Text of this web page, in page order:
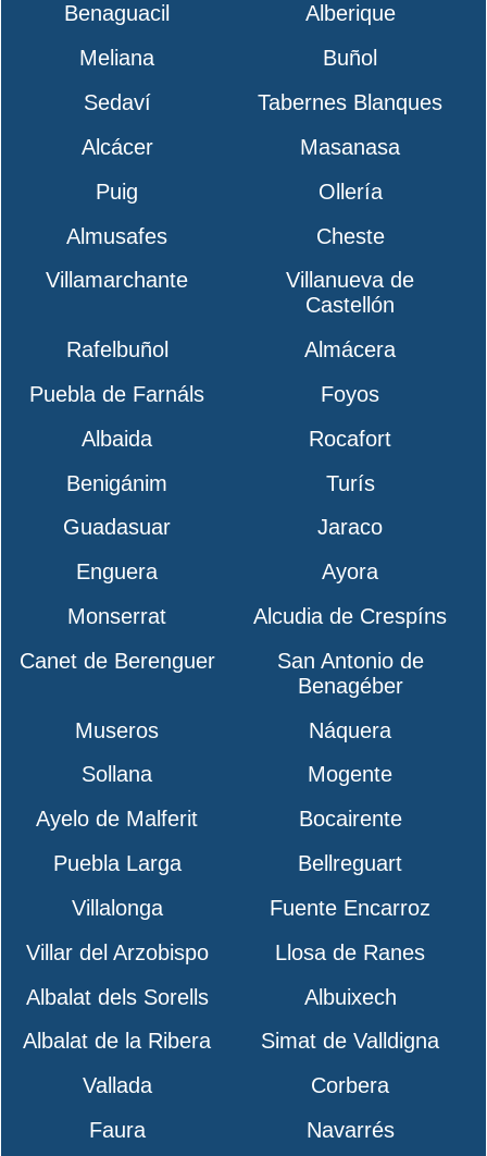
Benaguacil
Alberique
Meliana
Buñol
Sedaví
Tabernes Blanques
Alcácer
Masanasa
Puig
Ollería
Almusafes
Cheste
Villamarchante
Villanueva de
Castellón
Rafelbuñol
Almácera
Puebla de Farnáls
Foyos
Albaida
Rocafort
Benigánim
Turís
Guadasuar
Jaraco
Enguera
Ayora
Monserrat
Alcudia de Crespíns
Canet de Berenguer
San Antonio de
Benagéber
Museros
Náquera
Sollana
Mogente
Ayelo de Malferit
Bocairente
Puebla Larga
Bellreguart
Villalonga
Fuente Encarroz
Villar del Arzobispo
Llosa de Ranes
Albalat dels Sorells
Albuixech
Albalat de la Ribera
Simat de Valldigna
Vallada
Corbera
Faura
Navarrés